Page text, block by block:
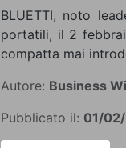
BLUETTI, noto
portatili, il 2
compatta mai
Autore: Business
Pubblicato il: 01/